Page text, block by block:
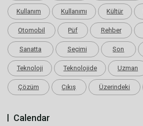
Kullanım Kullanımı Kültür
Otomobil Püf Rehber
Sanatta Seçimi Son
Teknoloji Teknolojide Uzman
Çözüm Çıkış Üzerindeki
Calendar